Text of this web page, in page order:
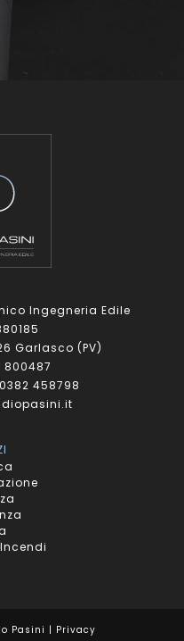
Ingegneria Edile
Garlasco (PV)
800487
458798
Pasini | Privacy